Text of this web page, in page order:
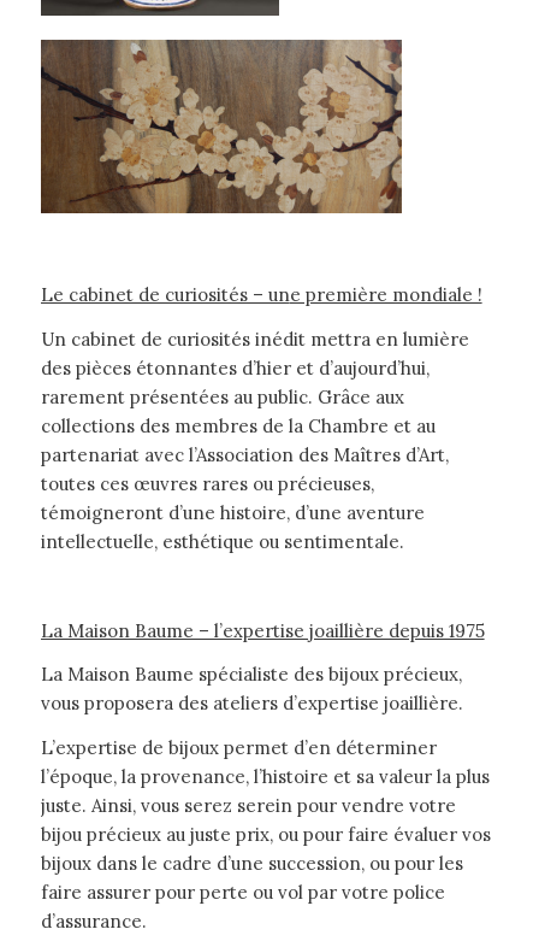
Le cabinet de curiosités – une première mondiale !
Un cabinet de curiosités inédit mettra en lumière
des pièces étonnantes d’hier et d’aujourd’hui,
rarement présentées au public. Grâce aux
collections des membres de la Chambre et au
partenariat avec l’Association des Maîtres d’Art,
toutes ces œuvres rares ou précieuses,
témoigneront d’une histoire, d’une aventure
intellectuelle, esthétique ou sentimentale.
La Maison Baume – l’expertise joaillière depuis 1975
La Maison Baume spécialiste des bijoux précieux,
vous proposera des ateliers d’expertise joaillière.
L’expertise de bijoux permet d’en déterminer
l’époque, la provenance, l’histoire et sa valeur la plus
juste. Ainsi, vous serez serein pour vendre votre
bijou précieux au juste prix, ou pour faire évaluer vos
bijoux dans le cadre d’une succession, ou pour les
faire assurer pour perte ou vol par votre police
d’assurance.